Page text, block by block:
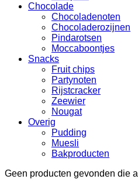
Chocolade
Chocoladenoten
Chocoladerozijnen
Pindarotsen
Moccaboontjes
Snacks
Fruit chips
Partynoten
Rijstcracker
Zeewier
Nougat
Overig
Pudding
Muesli
Bakproducten
Geen producten gevonden die